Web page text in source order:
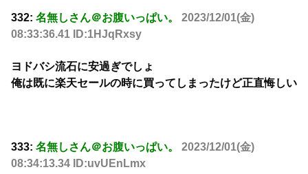
332: 名無しさん＠お腹いっぱい。
2023/12/01(金)
08:33:36.41 ID:1HJqRxsy
ヨドバシ流石に安過ぎでしょ
俺は既に楽天セールの時に買ってしまったけど正直悔しい
333: 名無しさん＠お腹いっぱい。
2023/12/01(金)
08:34:13.34 ID:uvUEnLmx